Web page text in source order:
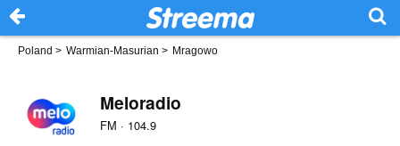
Poland > Warmian-Masurian > Mragowo
Meloradio
FM · 104.9